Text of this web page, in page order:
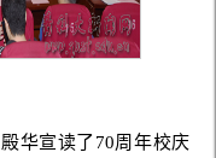
华宣读了70周年校庆